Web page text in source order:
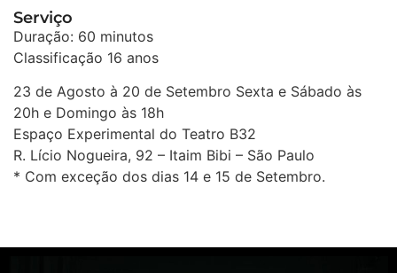
Serviço
Duração: 60 minutos
Classificação 16 anos
23 de Agosto à 20 de Setembro Sexta e Sábado às
20h e Domingo às 18h
Espaço Experimental do Teatro B32
R. Lício Nogueira, 92 – Itaim Bibi – São Paulo
* Com exceção dos dias 14 e 15 de Setembro.